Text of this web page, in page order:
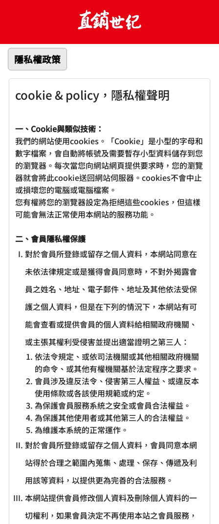
隱私權政策
cookie & policy，隱私權聲明
一、Cookie與類似技術：
我們的網站使用cookies。「Cookie」是小型的字母和
數字檔案，會自動將帳號及需要暫存小型資料儲存到您
的瀏覽器。每次當您向網站網頁提供要求時，您的瀏覽
器就會將此cookie送回網站伺服器。cookies不會中止
或損壞您的電腦或電腦檔案。
您有權將您的瀏覽器設定為拒絕這些cookies，但這樣
可能會無法正常使用本網站的服務功能。
二、會員隱私權保護
對於會員所登錄或留存之個人資料，本網站同意在
未依法律規定或是獲得會員同意時，不對外揭露會
員之姓名、地址、電子郵件、地址及其他依法受保
護之個人資料，但是在下列的情況下，本網站有可
能會查看或提供會員的個人資料給相關政府機關、
或主張其權利受侵害並提出適當證明之第三人：
依法令規定、或依司法機關或其他相關政府機關
的命令、或其他有權機關基於法定程序之要求。
會員涉及違反法令、侵害第三人權益、或違反本
使用條款或各該使用規範或約定。
為保護會員服務系統之安全或會員合法權益。
為保護其他使用者或其他第三人的合法權益。
為維護本系統的正常運作。
對於會員所登錄或留存之個人資料，會員同意本網
站得於合理之範圍內蒐集、處理、保存、傳遞及利
用該等資料，以提供更為完善的合法服務。
本網站提供會員修改個人資料及刪除個人資料的一
切權利，如果會員決定不再使用本站之會員服務，